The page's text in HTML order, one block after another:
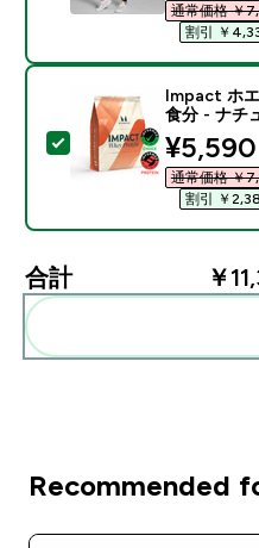
通常価格 ￥
割引 ￥
この商品を選択 -
Impact ホ
食分 - ナチ
¥5,590‎
通常価格 ￥
割引 ￥
合計 ￥
Recommended